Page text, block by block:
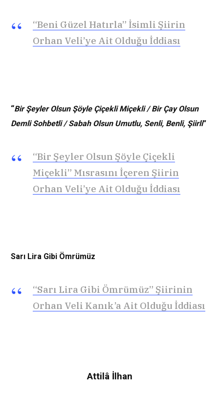
“Beni Güzel Hatırla” İsimli Şiirin
Orhan Veli’ye Ait Olduğu İddiası
“Bir Şeyler Olsun Şöyle Çiçekli Miçekli / Bir Çay Olsun
Demli Sohbetli / Sabah Olsun Umutlu, Senli, Benli, Şiirli”
“Bir Şeyler Olsun Şöyle Çiçekli
Miçekli” Mısrasını İçeren Şiirin
Orhan Veli’ye Ait Olduğu İddiası
Sarı Lira Gibi Ömrümüz
“Sarı Lira Gibi Ömrümüz” Şiirinin
Orhan Veli Kanık’a Ait Olduğu İddiası
Attilâ İlhan